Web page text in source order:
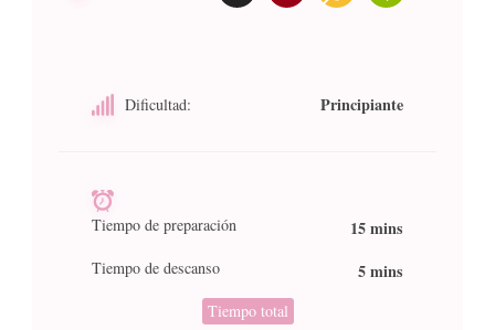
Dificultad: Principiante
Tiempo de preparación 15 mins
Tiempo de descanso 5 mins
Tiempo total